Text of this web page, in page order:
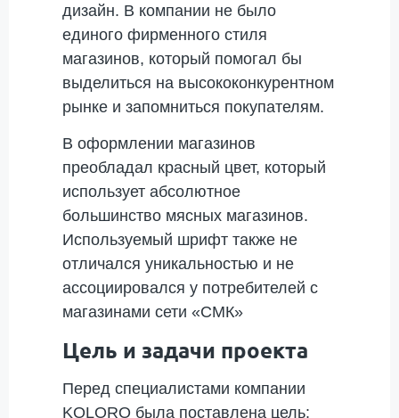
дизайн. В компании не было
единого фирменного стиля
магазинов, который помогал бы
выделиться на высококонкурентном
рынке и запомниться покупателям.
В оформлении магазинов
преобладал красный цвет, который
использует абсолютное
большинство мясных магазинов.
Используемый шрифт также не
отличался уникальностью и не
ассоциировался у потребителей с
магазинами сети «СМК»
Цель и задачи проекта
Перед специалистами компании
KOLORO была поставлена цель: